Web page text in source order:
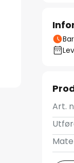
Art.